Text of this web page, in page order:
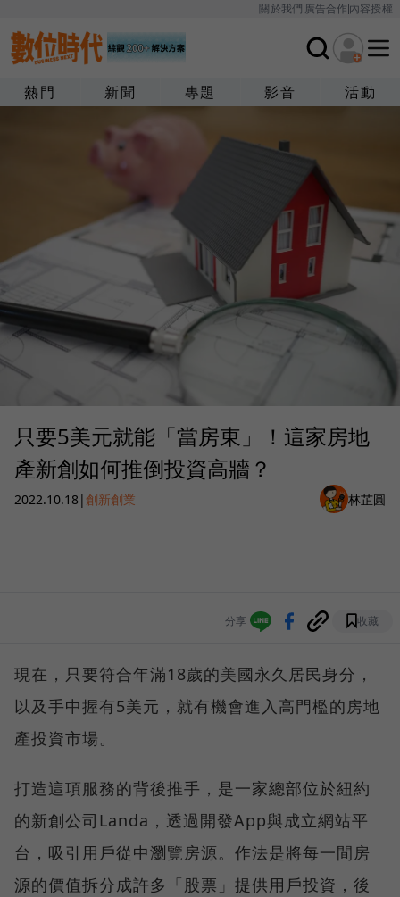
關於我們廣告合作內容授權
熱門 新聞 專題 影音 活動
只要5美元就能「當房東」！這家房地
產新創如何推倒投資高牆？
2022.10.18|創新創業 林芷圓
分享 收藏
現在，只要符合年滿18歲的美國永久居民身分，
以及手中握有5美元，就有機會進入高門檻的房地
產投資市場。
打造這項服務的背後推手，是一家總部位於紐約
的新創公司Landa，透過開發App與成立網站平
台，吸引用戶從中瀏覽房源。作法是將每一間房
源的價值拆分成許多「股票」提供用戶投資，後